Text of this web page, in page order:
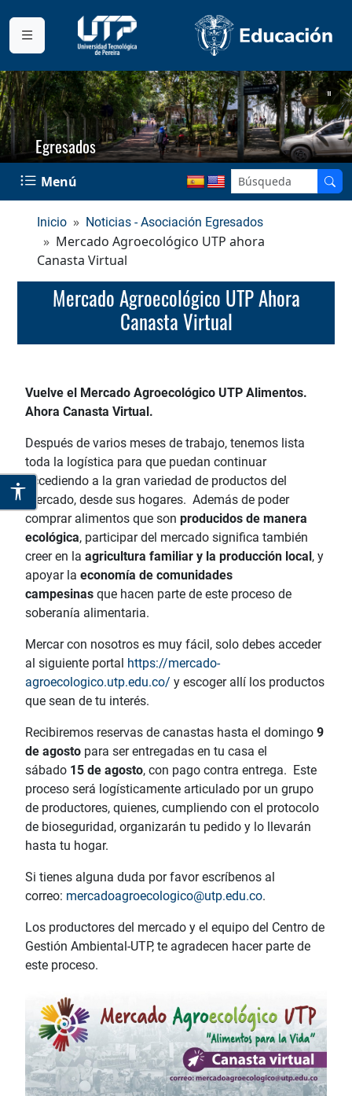
Egresados
Menú
Inicio Noticias - Asociación Egresados
Mercado Agroecológico UTP ahora
Canasta Virtual
Mercado Agroecológico UTP Ahora
Canasta Virtual
Vuelve el Mercado Agroecológico UTP Alimentos.
Ahora Canasta Virtual.
Después de varios meses de trabajo, tenemos lista
toda la logística para que puedan continuar
accediendo a la gran variedad de productos del
mercado, desde sus hogares. Además de poder
comprar alimentos que son producidos de manera
ecológica, participar del mercado significa también
creer en la agricultura familiar y la producción local , y
apoyar la economía de comunidades
campesinas que hacen parte de este proceso de
soberanía alimentaria.
Mercar con nosotros es muy fácil, solo debes acceder
al siguiente portal https://mercado-
agroecologico.utp.edu.co/ y escoger allí los productos
que sean de tu interés.
Recibiremos reservas de canastas hasta el domingo 9
de agosto para ser entregadas en tu casa el
sábado 15 de agosto, con pago contra entrega. Este
proceso será logísticamente articulado por un grupo
de productores, quienes, cumpliendo con el protocolo
de bioseguridad, organizarán tu pedido y lo llevarán
hasta tu hogar.
Si tienes alguna duda por favor escríbenos al
correo: mercadoagroecologico@utp.edu.co.
Los productores del mercado y el equipo del Centro de
Gestión Ambiental-UTP, te agradecen hacer parte de
este proceso.